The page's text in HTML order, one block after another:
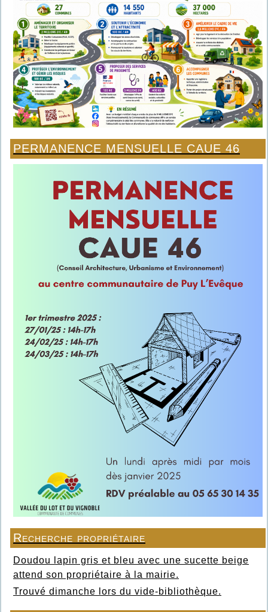
PERMANENCE MENSUELLE CAUE 46
Recherche propriétaire
Doudou lapin gris et bleu avec une sucette beige
attend son propriétaire à la mairie.
Trouvé dimanche lors du vide-bibliothèque.